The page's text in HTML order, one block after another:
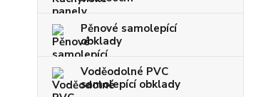
Pěnové samolepící
obklady
Voděodolné PVC
samolepící obklady